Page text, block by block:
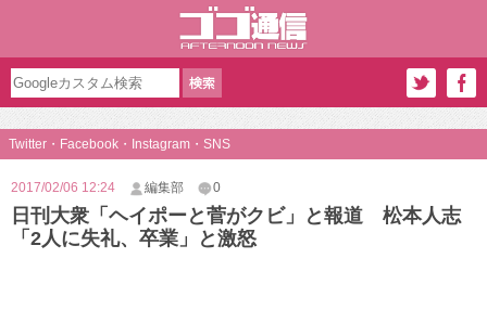
Twitter・Facebook・Instagram・SNS
2017/02/06 12:24 編集部 0
日刊大衆「ヘイポーと菅がクビ」と報道 松本人志
「2人に失礼、卒業」と激怒